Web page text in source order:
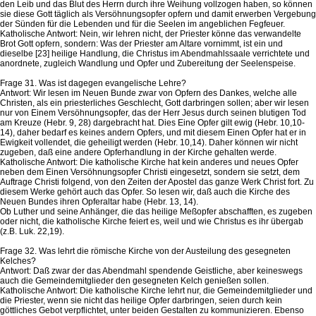
den Leib und das Blut des Herrn durch ihre Weihung vollzogen haben, so können
sie diese Gott täglich als Versöhnungsopfer opfern und damit erwerben Vergebung
der Sünden für die Lebenden und für die Seelen im angeblichen Fegfeuer.
Katholische Antwort: Nein, wir lehren nicht, der Priester könne das verwandelte
Brot Gott opfern, sondern: Was der Priester am Altare vornimmt, ist ein und
dieselbe [23] heilige Handlung, die Christus im Abendmahlssaale verrichtete und
anordnete, zugleich Wandlung und Opfer und Zubereitung der Seelenspeise.
Frage 31. Was ist dagegen evangelische Lehre?
Antwort: Wir lesen im Neuen Bunde zwar von Opfern des Dankes, welche alle
Christen, als ein priesterliches Geschlecht, Gott darbringen sollen; aber wir lesen
nur von Einem Versöhnungsopfer, das der Herr Jesus durch seinen blutigen Tod
am Kreuze (Hebr. 9, 28) dargebracht hat. Dies Eine Opfer gilt ewig (Hebr. 10,10-
14), daher bedarf es keines andern Opfers, und mit diesem Einen Opfer hat er in
Ewigkeit vollendet, die geheiligt werden (Hebr. 10,14). Daher können wir nicht
zugeben, daß eine andere Opferhandlung in der Kirche gehalten werde.
Katholische Antwort: Die katholische Kirche hat kein anderes und neues Opfer
neben dem Einen Versöhnungsopfer Christi eingesetzt, sondern sie setzt, dem
Auftrage Christi folgend, von den Zeiten der Apostel das ganze Werk Christ fort. Zu
diesem Werke gehört auch das Opfer. So lesen wir, daß auch die Kirche des
Neuen Bundes ihren Opferaltar habe (Hebr. 13, 14).
Ob Luther und seine Anhänger, die das heilige Meßopfer abschafften, es zugeben
oder nicht, die katholische Kirche feiert es, weil und wie Christus es ihr übergab
(z.B. Luk. 22,19).
Frage 32. Was lehrt die römische Kirche von der Austeilung des gesegneten
Kelches?
Antwort: Daß zwar der das Abendmahl spendende Geistliche, aber keineswegs
auch die Gemeindemitglieder den gesegneten Kelch genießen sollen.
Katholische Antwort: Die katholische Kirche lehrt nur, die Gemeindemitglieder und
die Priester, wenn sie nicht das heilige Opfer darbringen, seien durch kein
göttliches Gebot verpflichtet, unter beiden Gestalten zu kommunizieren. Ebenso